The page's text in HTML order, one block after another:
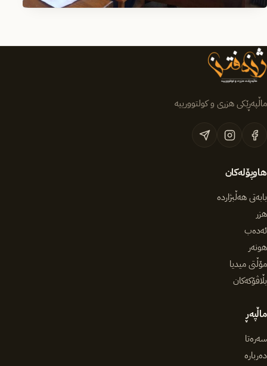
ماڵپەڕێکی هزری و کولتوورییە
هاوپۆلەکان
بابەتی هەڵبژاردە
هزر
ئەدەب
هونەر
مۆڵتی میدیا
بڵاڤۆکەکان
ماڵپەڕ
سەرەتا
دەربارە